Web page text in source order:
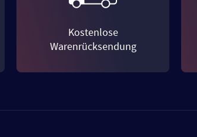
Kostenlose
Warenrücksendung